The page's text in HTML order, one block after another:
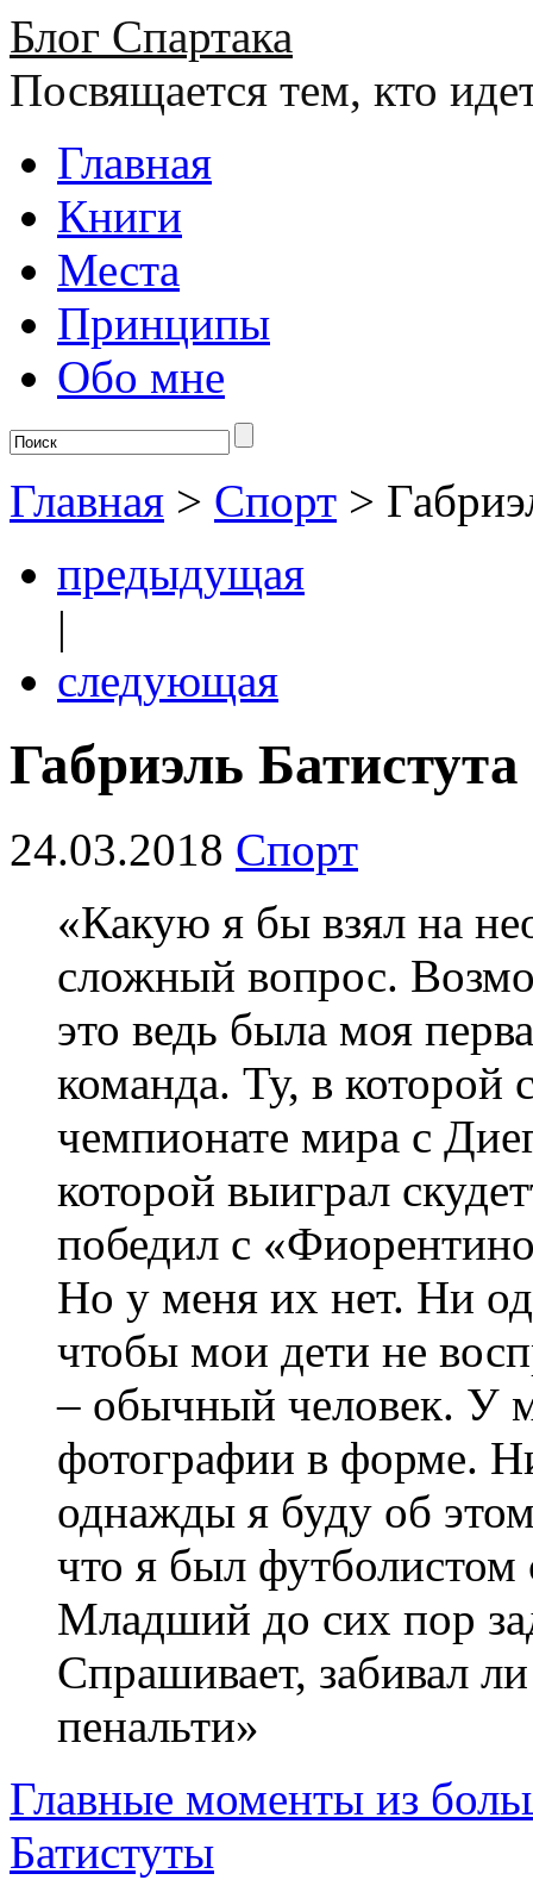
Блог Спартака
Посвящается тем, кто
Главная
Книги
Места
Принципы
Обо мне
Главная > Спорт >
предыдущая
|
следующая
Габриэль Батистута
24.03.2018 Спорт
«Какую я бы взял на
сложный вопрос.
это ведь была моя
команда. Ту, в которой
чемпионате мира с
которой выиграл
победил с
Но у меня их нет. Ни
чтобы мои дети не
– обычный человек. У
фотографии в форме.
однажды я буду об
что я был футболистом
Младший до сих пор
Спрашивает, забивал
пенальти»
​​Главные моменты из
Батистуты